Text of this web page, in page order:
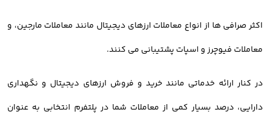
اکثر صرافی ها از انواع معاملات ارزهای دیجیتال مانند معاملات مارجین، و
معاملات فیوچرز و اسپات پشتیبانی می کنند.
در کنار ارائه خدماتی مانند خرید و فروش ارزهای دیجیتال و نگهداری
دارایی، درصد بسیار کمی از معاملات شما در پلتفرم انتخابی به عنوان